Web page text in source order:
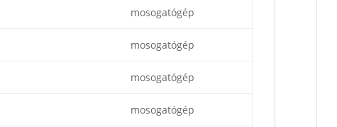
mosogatógép
mosogatógép
mosogatógép
mosogatógép